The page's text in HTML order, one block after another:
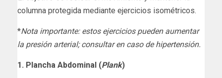
columna protegida mediante ejercicios isométricos.
*Nota importante: estos ejercicios pueden aumentar
la presión arterial; consultar en caso de hipertensión.
1. Plancha Abdominal (Plank)